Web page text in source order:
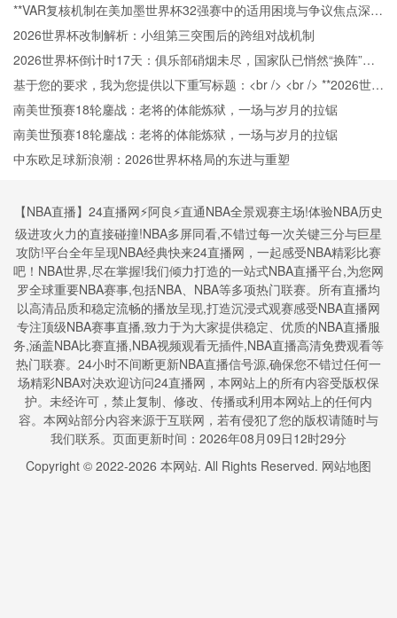
**VAR复核机制在美加墨世界杯32强赛中的适用困境与争议焦点深度
解析**
2026世界杯改制解析：小组第三突围后的跨组对战机制
2026世界杯倒计时17天：俱乐部硝烟未尽，国家队已悄然“换阵”新
战场
基于您的要求，我为您提供以下重写标题：<br /> <br /> **2026世界
杯北美空域动态协调机制：跨区航路弹性管理与区域交通网络协同
效能分析**
南美世预赛18轮鏖战：老将的体能炼狱，一场与岁月的拉锯
南美世预赛18轮鏖战：老将的体能炼狱，一场与岁月的拉锯
中东欧足球新浪潮：2026世界杯格局的东进与重塑
【NBA直播】24直播网⚡️阿良⚡️直通NBA全景观赛主场!体验NBA历史
级进攻火力的直接碰撞!NBA多屏同看,不错过每一次关键三分与巨星
攻防!平台全年呈现NBA经典快来24直播网，一起感受NBA精彩比赛
吧！NBA世界,尽在掌握!我们倾力打造的一站式NBA直播平台,为您网
罗全球重要NBA赛事,包括NBA、NBA等多项热门联赛。所有直播均
以高清品质和稳定流畅的播放呈现,打造沉浸式观赛感受NBA直播网
专注顶级NBA赛事直播,致力于为大家提供稳定、优质的NBA直播服
务,涵盖NBA比赛直播,NBA视频观看无插件,NBA直播高清免费观看等
热门联赛。24小时不间断更新NBA直播信号源,确保您不错过任何一
场精彩NBA对决欢迎访问24直播网，本网站上的所有内容受版权保
护。未经许可，禁止复制、修改、传播或利用本网站上的任何内
容。本网站部分内容来源于互联网，若有侵犯了您的版权请随时与
我们联系。页面更新时间：2026年08月09日12时29分
Copyright © 2022-2026 本网站. All Rights Reserved. 网站地图